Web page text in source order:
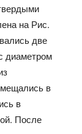
на Рис.
две
диаметром
в
в
После